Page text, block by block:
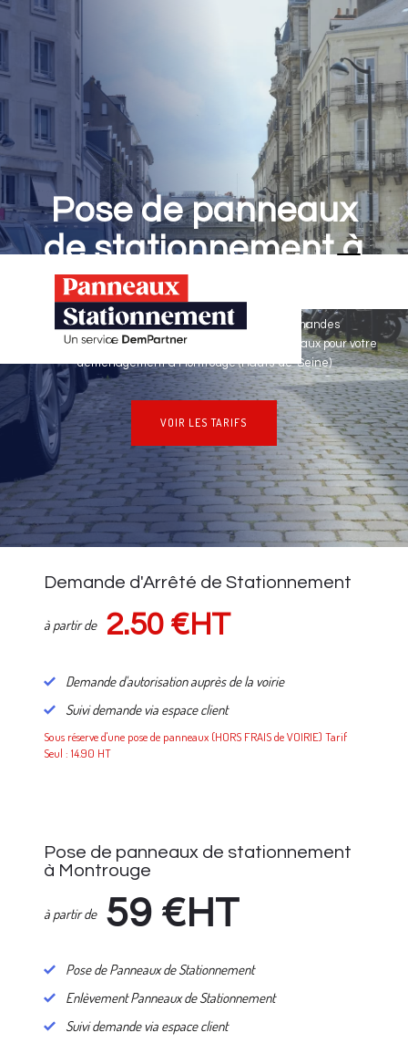
Pose de panneaux
de stationnement à
Montrouge
Panneaux Stationnement effectue vos demandes
d'autorisations de stationnement & pose de panneaux pour votre
déménagement à Montrouge (Hauts-de-Seine)
VOIR LES TARIFS
NOS TARIFS
Demande d'Arrêté de Stationnement
à partir de 2.50 €HT
Demande d'autorisation auprès de la voirie
Suivi demande via espace client
Sous réserve d'une pose de panneaux (HORS FRAIS de VOIRIE) Tarif
Seul : 14.90 HT
Pose de panneaux de stationnement
à Montrouge
à partir de 59 €HT
Pose de Panneaux de Stationnement
Enlèvement Panneaux de Stationnement
Suivi demande via espace client